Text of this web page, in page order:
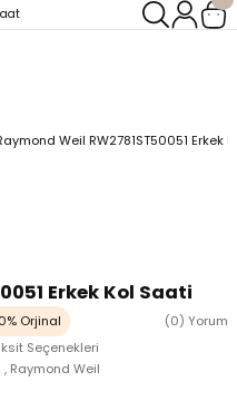
Weil RW2781ST50051 Erkek
Erkek Kol Saati
Orjinal
(0) Yorum
Seçenekleri
, Raymond Weil